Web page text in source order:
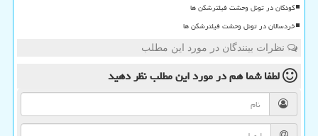
کودکان در تونل وحشت فیلترشکن ها
خردسالان در تونل وحشت فیلترشکن ها
نظرات بینندگان در مورد این مطلب
لطفا شما همدر مورد این مطلبنظر دهید